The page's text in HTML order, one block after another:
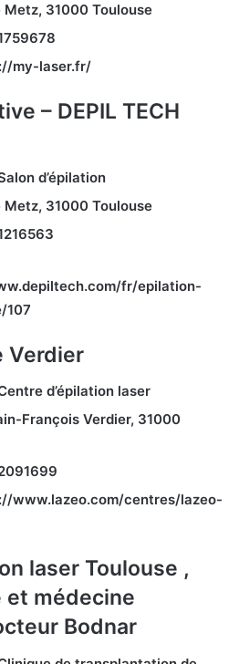
Metz, 31000 Toulouse
my-laser.fr/
– DEPIL TECH
d’épilation
Metz, 31000 Toulouse
fr/epilation-
107
Verdier
d’épilation laser
François Verdier, 31000
www.lazeo.com/centres/lazeo-
laser Toulouse ,
et médecine
Bodnar